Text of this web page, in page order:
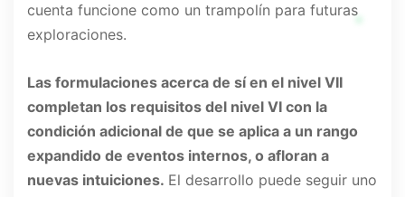
cuenta funcione como un trampolín para futuras
exploraciones.
Las formulaciones acerca de sí en el nivel VII
completan los requisitos del nivel VI con la
condición adicional de que se aplica a un rango
expandido de eventos internos, o afloran a
nuevas intuiciones. El desarrollo puede seguir uno